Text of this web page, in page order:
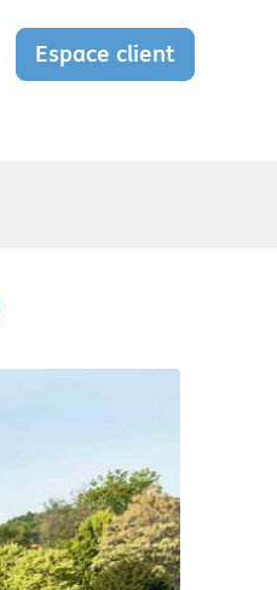
Espace client